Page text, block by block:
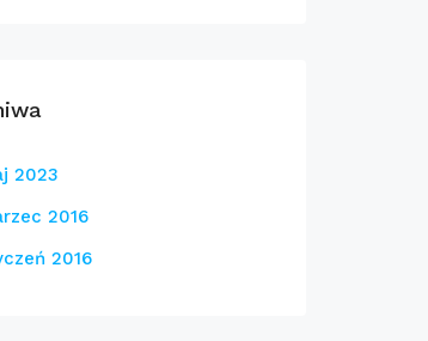
2023
2016
2016